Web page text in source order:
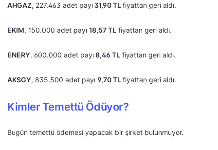
AHGAZ, 227.463 adet payı31,90 TLfiyattan geri aldı.
EKIM, 150.000 adet payı 18,57 TL fiyattan geri aldı.
ENERY, 600.000 adet payı8,46 TL fiyattan geri aldı.
AKSGY, 835.500 adet payı 9,70 TLfiyattan geri aldı.
Kimler Temettü Ödüyor?
Bugün temettü ödemesi yapacak bir şirket bulunmuyor.